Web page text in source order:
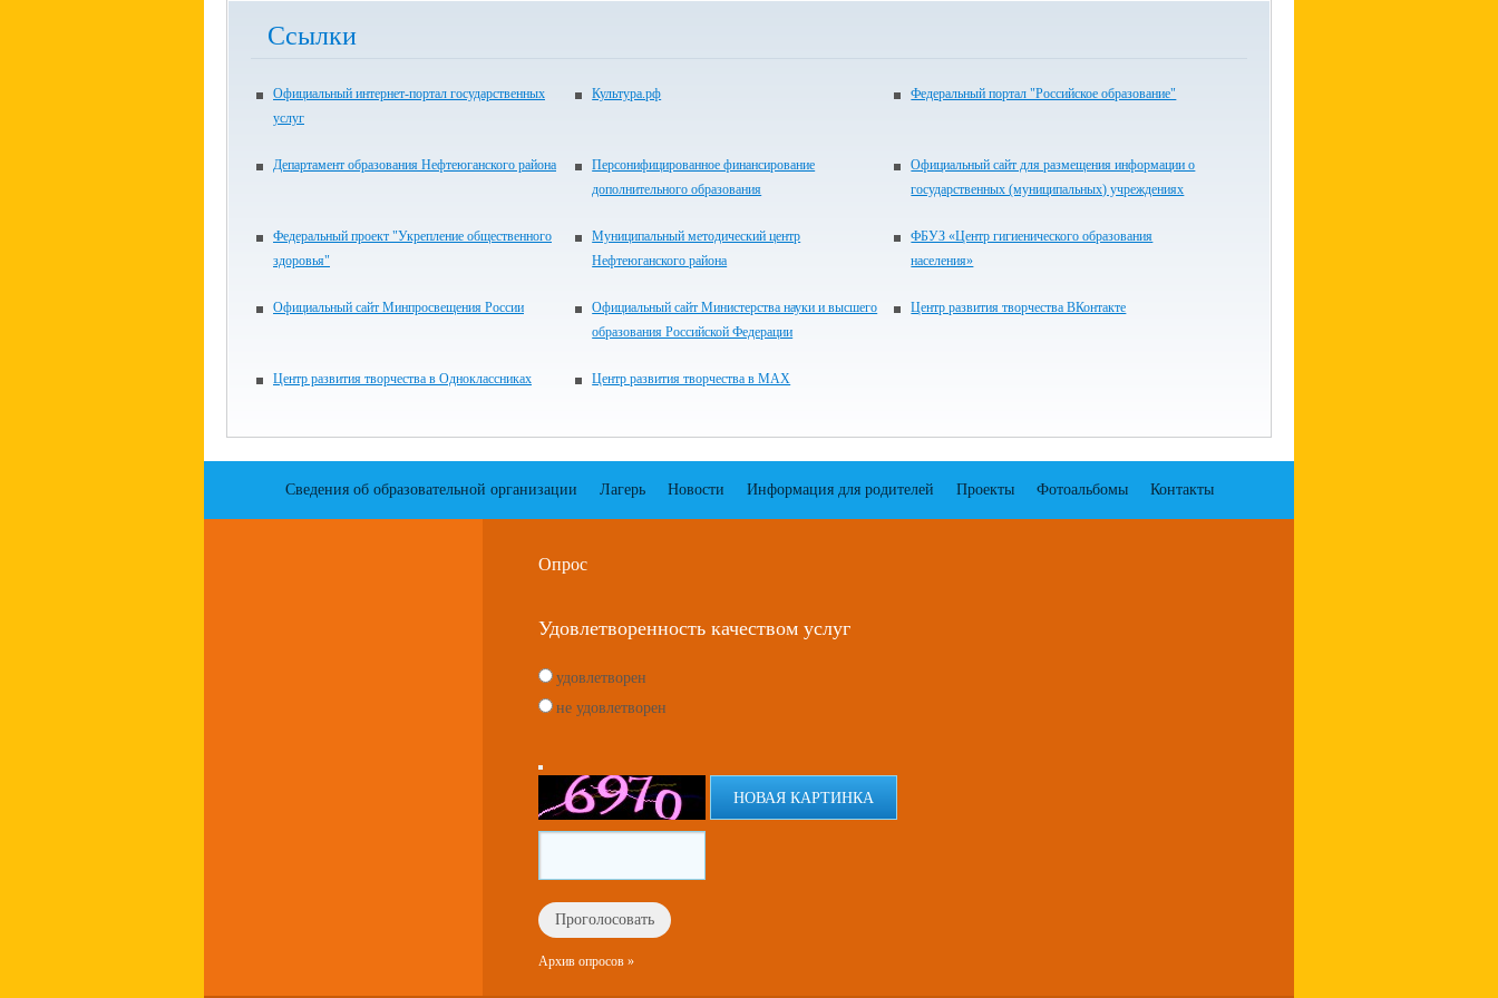
Ссылки
Официальный интернет-портал государственных
услуг
Культура.рф Федеральный портал "Российское образование"
Департамент образования Нефтеюганского района
Персонифицированное финансирование
дополнительного образования
Официальный сайт для размещения информации о
государственных (муниципальных) учреждениях
Федеральный проект "Укрепление общественного
здоровья"
Муниципальный методический центр
Нефтеюганского района
ФБУЗ «Центр гигиенического образования
населения»
Официальный сайт Минпросвещения России
Официальный сайт Министерства науки и высшего
образования Российской Федерации
Центр развития творчества ВКонтакте
Центр развития творчества в Одноклассниках Центр развития творчества в МАХ
Сведения об образовательной организации Лагерь Новости Информация для родителей Проекты Фотоальбомы Контакты
Опрос
Удовлетворенность качеством услуг
удовлетворен
не удовлетворен
НОВАЯ КАРТИНКА
Архив опросов »